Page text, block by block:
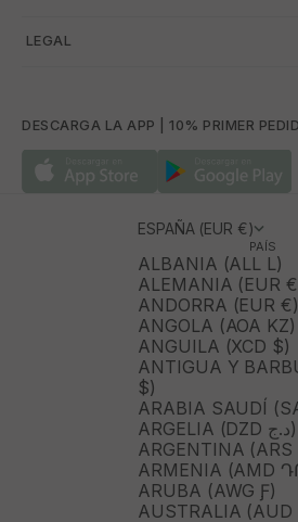
­ LEGAL
DESCARGA LA APP | 10% PRIMER
ESPAÑA (EUR €)
PAÍS
ALBANIA (ALL L)
ALEMANIA (EUR
ANDORRA (EUR €)
ANGOLA (AOA KZ)
ANGUILA (XCD $)
ANTIGUA Y
$)
ARGELIA (DZD د.ج)
ARGENTINA (ARS
ARMENIA (AMD
ARUBA (AWG Ƒ)
AUSTRALIA (AUD